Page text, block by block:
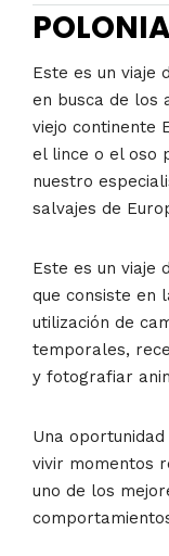
Este es un viaje
en busca de los
viejo continente
el lince o el oso
nuestro
salvajes de
Este es un viaje
que consiste en
utilización de
temporales,
y fotografiar
Una
vivir momentos
uno de los